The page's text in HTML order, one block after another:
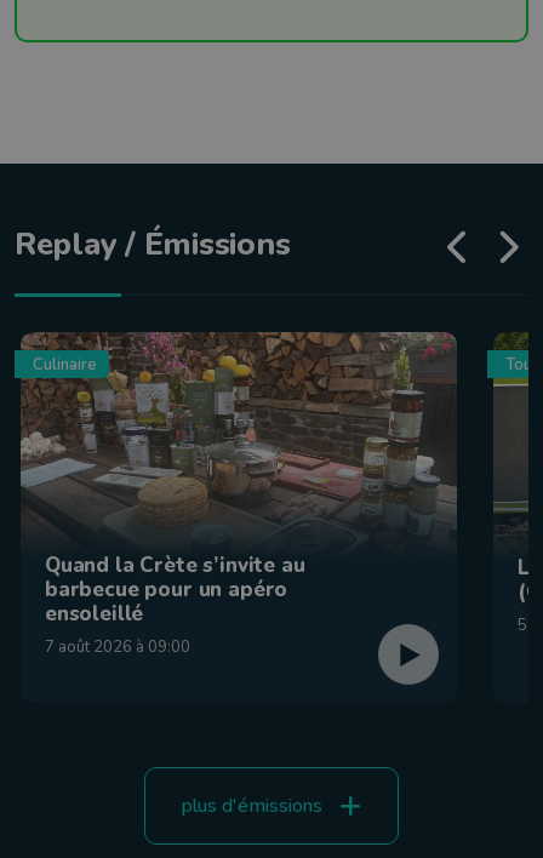
Replay / Émissions
Culinaire
Quand la Crète s’invite au
barbecue pour un apéro
ensoleillé
7 août 2026 à 09:00
5
plus d'émissions